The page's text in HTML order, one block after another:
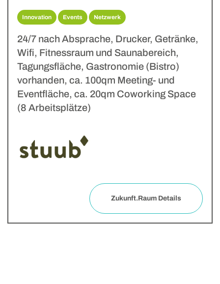
Innovation Events Netzwerk
24/7 nach Absprache, Drucker, Getränke,
Wifi, Fitnessraum und Saunabereich,
Tagungsfläche, Gastronomie (Bistro)
vorhanden, ca. 100qm Meeting- und
Eventfläche, ca. 20qm Coworking Space
(8 Arbeitsplätze)
Zukunft.Raum Details